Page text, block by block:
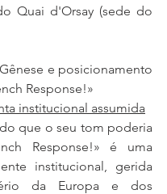
Quai d'Orsay (sede do
Gênese e posicionamento
Response!»
institucional assumida
que o seu tom poderia
Response!» é uma
institucional, gerida
da Europa e dos